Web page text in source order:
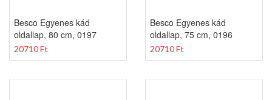
Besco Egyenes kád
oldallap, 80 cm, 0197
20710 Ft
Besco Egyenes kád
oldallap, 75 cm, 0196
20710 Ft